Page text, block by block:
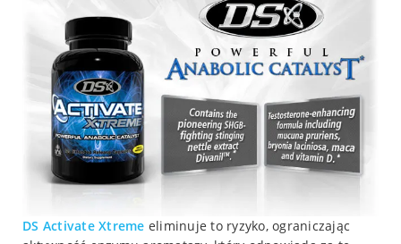
DS Activate Xtreme eliminuje to ryzyko, ograniczając